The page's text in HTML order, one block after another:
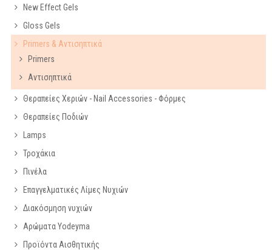
New Effect Gels
Gloss Gels
Primers & Αντισηπτικά
Primers
Αντισηπτικά
Θεραπείες Χεριών - Nail Accessories - Φόρμες
Θεραπείες Ποδιών
Lamps
Τροχάκια
Πινέλα
Επαγγελματικές Λίμες Νυχιών
Διακόσμηση νυχιών
Αρώματα Yodeyma
Προϊόντα Αισθητικής